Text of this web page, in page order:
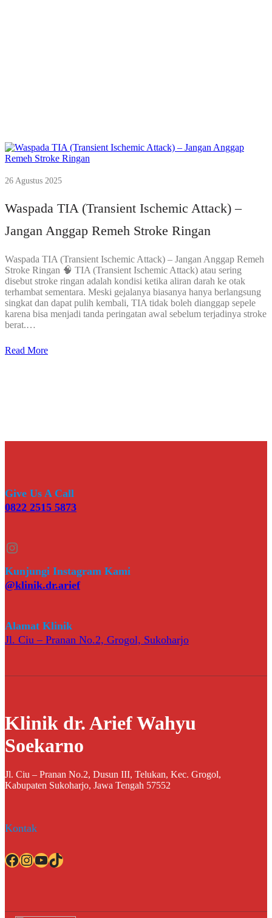
26 Agustus 2025
Waspada TIA (Transient Ischemic Attack) –
Jangan Anggap Remeh Stroke Ringan
Waspada TIA (Transient Ischemic Attack) – Jangan Anggap Remeh
Stroke Ringan 🧠 TIA (Transient Ischemic Attack) atau sering
disebut stroke ringan adalah kondisi ketika aliran darah ke otak
terhambat sementara. Meski gejalanya biasanya hanya berlangsung
singkat dan dapat pulih kembali, TIA tidak boleh dianggap sepele
karena bisa menjadi tanda peringatan awal sebelum terjadinya stroke
berat.…
Read More
Give Us A Call
0822 2515 5873
Instagram
Kunjungi Instagram Kami
@klinik.dr.arief
Alamat Klinik
Jl. Ciu – Pranan No.2, Grogol, Sukoharjo
Klinik dr. Arief Wahyu
Soekarno
Jl. Ciu – Pranan No.2, Dusun III, Telukan, Kec. Grogol,
Kabupaten Sukoharjo, Jawa Tengah 57552
Kontak
Facebook InstagramYouTube TikTok